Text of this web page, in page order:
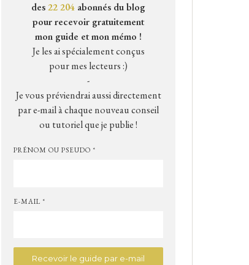
des22 204 abonnés du blog
pour recevoir gratuitement
mon guide et mon mémo !
Je les ai spécialement conçus
pour mes lecteurs :)
-
Je vous préviendrai aussi directement
par e-mail à chaque nouveau conseil
ou tutoriel que je publie !
PRÉNOM OU PSEUDO *
E-MAIL *